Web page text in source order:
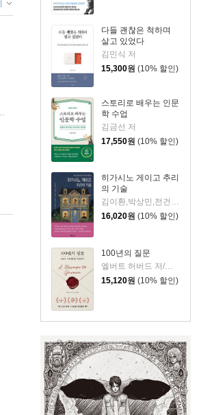
다들 괜찮은 척하며
살고 있었다
김민식 저
15,300원 (10% 할인)
스토리로 배우는 인문
학 수업
김금선 저
17,550원 (10% 할인)
히가시노 게이고 추리
의 기술
김이환,박상민,전건우,정명섭,조동신 저
16,020원 (10% 할인)
100년의 질문
15,120원 (10% 할인)